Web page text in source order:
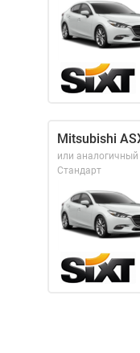
Mitsubishi
или аналогичный
Стандарт